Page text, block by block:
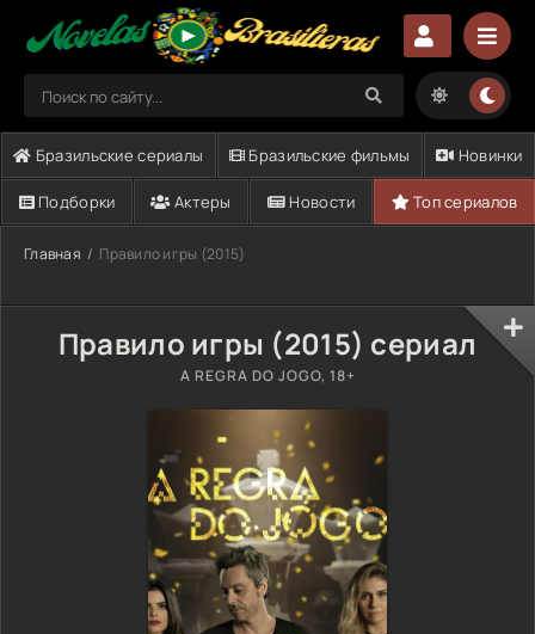
Бразильские сериалы Бразильские фильмы Новинки
Подборки Актеры Новости Топ сериалов
Главная Правило игры (2015)
Правило игры (2015) сериал
A REGRA DO JOGO, 18+